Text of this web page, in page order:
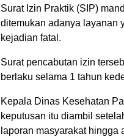
Surat Izin Praktik (SIP)
ditemukan adanya layanan
kejadian fatal.
Surat pencabutan izin
berlaku selama 1 tahun
Kepala Dinas Kesehatan
keputusan itu diambil
laporan masyarakat hingga